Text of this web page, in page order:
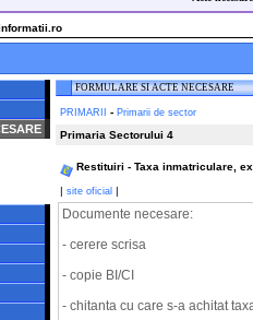
navigare/stanga.php
FORMULARE SI ACTE NECESARE
PRIMARII - Primarii de sector
Primaria Sectorului 4
Restituiri - Taxa inmatriculare,
| site oficial |
Documente necesare:
- cerere scrisa
- copie BI/CI
- chitanta cu care s-a achitat